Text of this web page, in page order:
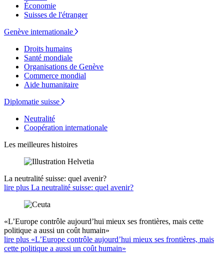
Économie
Suisses de l'étranger
Genève internationale
Droits humains
Santé mondiale
Organisations de Genève
Commerce mondial
Aide humanitaire
Diplomatie suisse
Neutralité
Coopération internationale
Les meilleures histoires
La neutralité suisse: quel avenir?
lire plus La neutralité suisse: quel avenir?
«L’Europe contrôle aujourd’hui mieux ses frontières, mais cette
politique a aussi un coût humain»
lire plus «L’Europe contrôle aujourd’hui mieux ses frontières, mais
cette politique a aussi un coût humain»